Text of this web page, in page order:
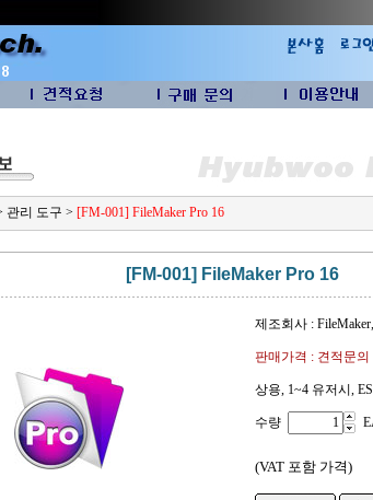
관리 도구 > [FM-001] FileMaker Pro 16
[FM-001] FileMaker Pro 16
제조회사 :
판매가격 : 견적문의
상용, 1~4 유저시,
수량
(VAT 포함 가격)